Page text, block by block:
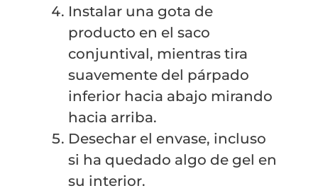
Instalar una gota de
producto en el saco
conjuntival, mientras tira
suavemente del párpado
inferior hacia abajo mirando
hacia arriba.
Desechar el envase, incluso
si ha quedado algo de gel en
su interior.